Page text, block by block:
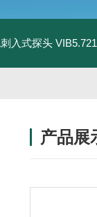
入式探头
产品展